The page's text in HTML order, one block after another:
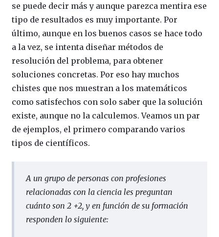
se puede decir más y aunque parezca mentira ese
tipo de resultados es muy importante. Por
último, aunque en los buenos casos se hace todo
a la vez, se intenta diseñar métodos de
resolución del problema, para obtener
soluciones concretas. Por eso hay muchos
chistes que nos muestran a los matemáticos
como satisfechos con solo saber que la solución
existe, aunque no la calculemos. Veamos un par
de ejemplos, el primero comparando varios
tipos de científicos.
A un grupo de personas con profesiones
relacionadas con la ciencia les preguntan
cuánto son 2 +2, y en función de su formación
responden lo siguiente: